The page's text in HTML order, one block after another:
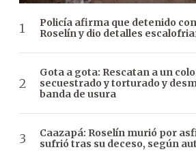
Policía afirma que detenido
Roselín y dio detalles
Gota a gota: Rescatan a un
secuestrado y torturado y
banda de usura
Caazapá: Roselín murió por
sufrió tras su deceso, según